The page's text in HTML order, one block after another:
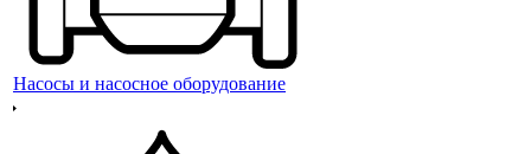
Насосы и насосное оборудование